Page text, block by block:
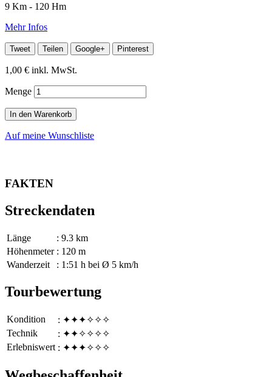
9 Km - 120 Hm
Mehr Infos
Tweet Teilen Google+ Pinterest
1,00 € inkl. MwSt.
Menge
In den Warenkorb
Auf meine Wunschliste
FAKTEN
Streckendaten
Länge
: 9.3 km
Höhenmeter : 120 m
Wanderzeit
: 1:51 h bei Ø 5 km/h
Tourbewertung
Kondition
: ✦✦✦✧✧✧
Technik
: ✦✦✧✧✧✧
Erlebniswert : ✦✦✦✧✧✧